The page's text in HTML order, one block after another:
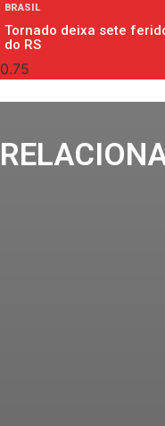
BRASIL
Tornado deixa sete
do RS